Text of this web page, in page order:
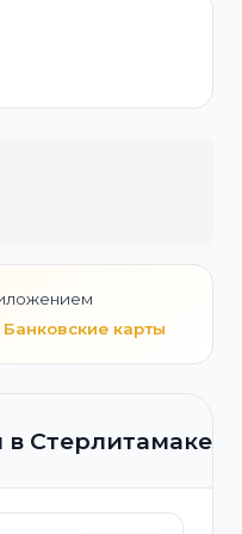
Банковские карты
Стерлитамаке